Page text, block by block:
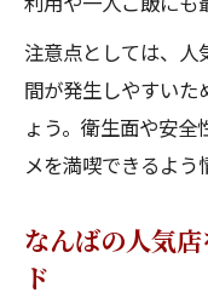
注意点としては、
間が発生しやすいた
ょう。衛生面や安
メを満喫できるよう
なんばの人気
ド